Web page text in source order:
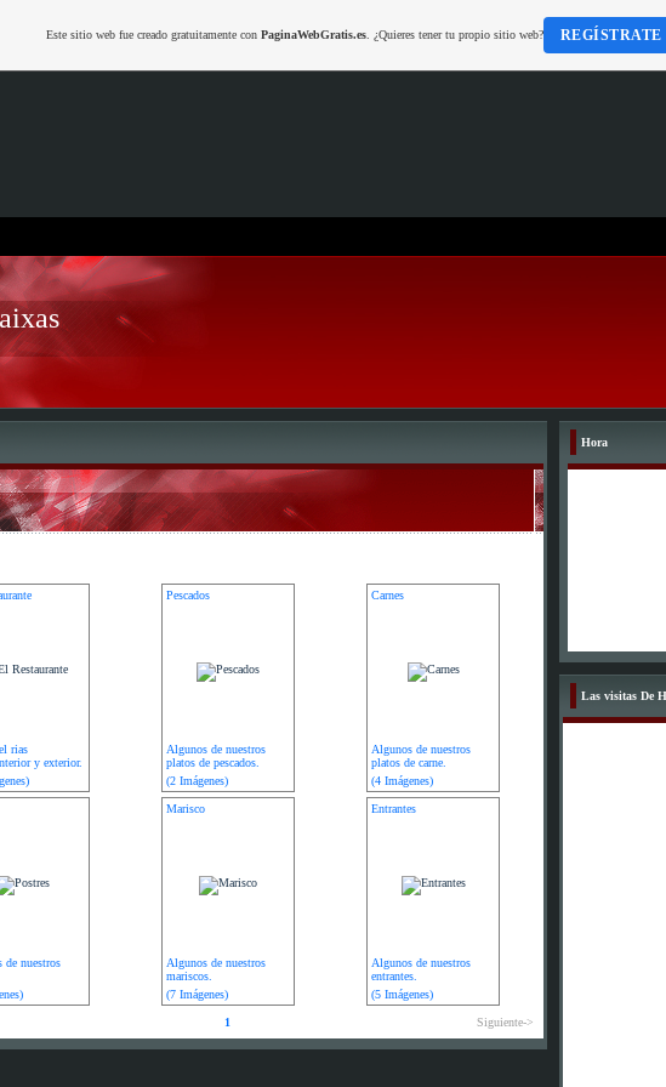
rias
y exterior.
Pescados
Algunos de nuestros
platos de pescados.
(2 Imágenes)
Carnes
Algunos de nuestros
platos de carne.
(4 Imágenes)
de nuestros
Marisco
Algunos de nuestros
mariscos.
(7 Imágenes)
Entrantes
Algunos de nuestros
entrantes.
(5 Imágenes)
1 Siguiente->
Hora
Las visitas De
Este sitio web fue creado gratuitamente con PaginaWebGratis.es. ¿Quieres tener tu propio sitio web? REGÍSTRATE